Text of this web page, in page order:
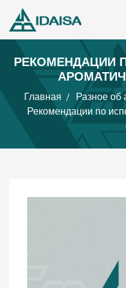
РЕКОМЕНДАЦИИ
Главная
Разное об
Рекомендации по